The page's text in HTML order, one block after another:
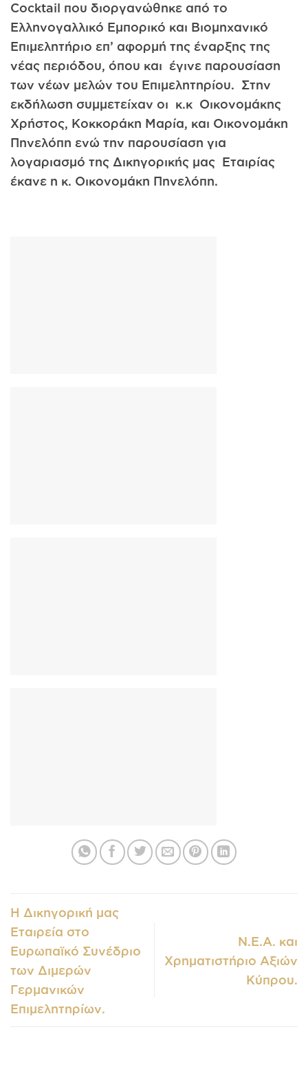
Cocktail που διοργανώθηκε από το
Ελληνογαλλικό Εμπορικό και Βιομηχανικό
Επιμελητήριο επ’ αφορμή της έναρξης της
νέας περιόδου, όπου και έγινε παρουσίαση
των νέων μελών του Επιμελητηρίου. Στην
εκδήλωση συμμετείχαν οι κ.κ Οικονομάκης
Χρήστος, Κοκκοράκη Μαρία, και Οικονομάκη
Πηνελόπη ενώ την παρουσίαση για
λογαριασμό της Δικηγορικής μας Εταιρίας
έκανε η κ. Οικονομάκη Πηνελόπη.
Η Δικηγορική μας
Εταιρεία στο
Ευρωπαϊκό Συνέδριο
των Διμερών
Γερμανικών
Επιμελητηρίων.
Ν.Ε.Α. και
Χρηματιστήριο Αξιών
Κύπρου.